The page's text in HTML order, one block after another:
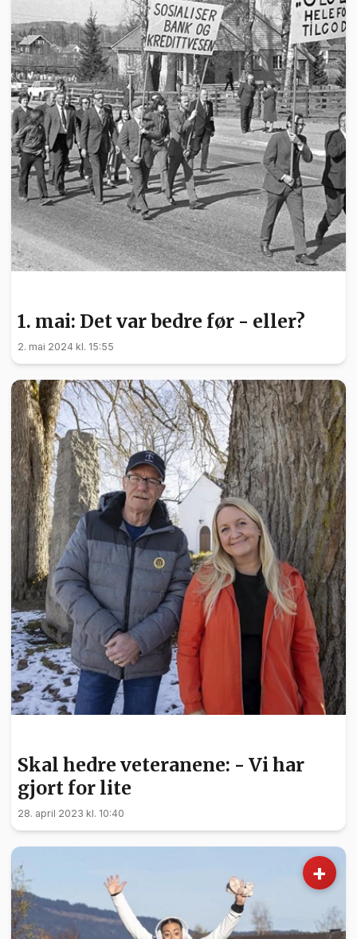
1. mai: Det var bedre før - eller?
2. mai 2024 kl. 15:55
Skal hedre veteranene: - Vi har
gjort for lite
28. april 2023 kl. 10:40
+